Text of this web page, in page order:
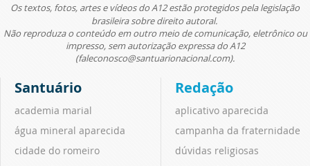
Os textos, fotos, artes e vídeos do A12 estão protegidos pela legislação
brasileira sobre direito autoral.
Não reproduza o conteúdo em outro meio de comunicação, eletrônico ou
impresso, sem autorização expressa do A12
(faleconosco@santuarionacional.com).
Santuário
academia marial
água mineral aparecida
cidade do romeiro
Redação
aplicativo aparecida
campanha da fraternidade
dúvidas religiosas